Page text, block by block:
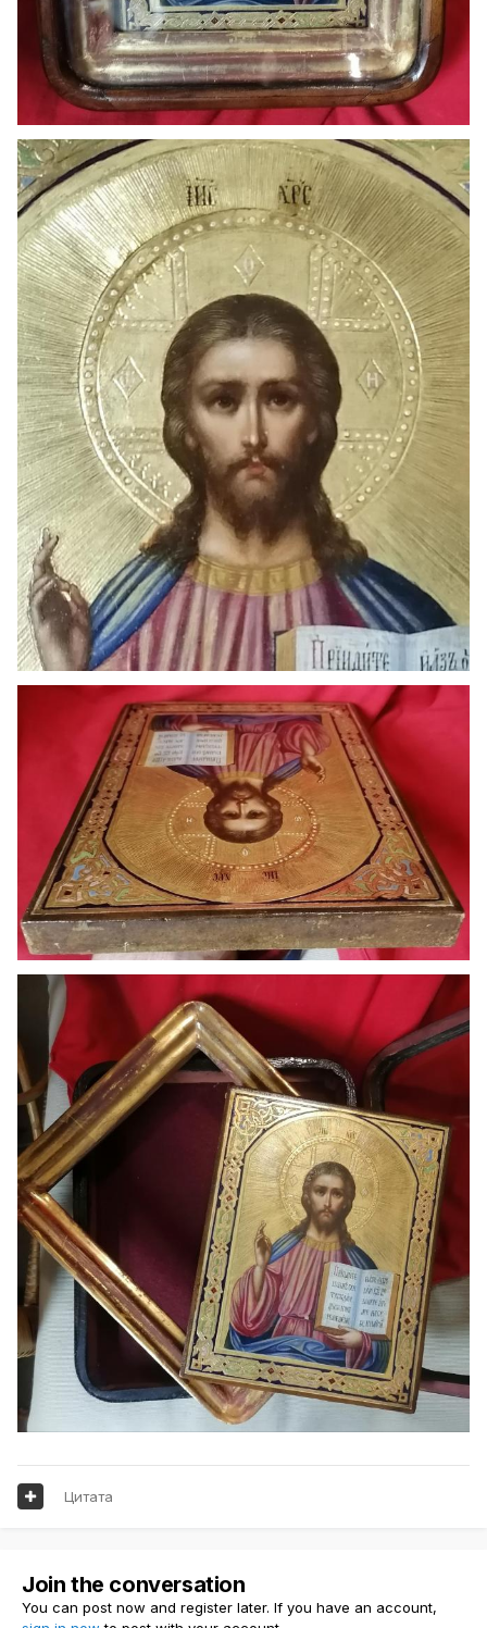
Цитата
Join the conversation
You can post now and register later. If you have an account,